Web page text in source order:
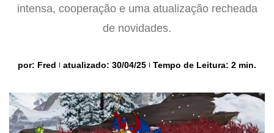
intensa, cooperação e uma atualização recheada
de novidades.
por: Fred atualizado: 30/04/25 Tempo de Leitura: 2 min.